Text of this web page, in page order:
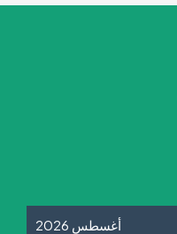
أغسطس 2026